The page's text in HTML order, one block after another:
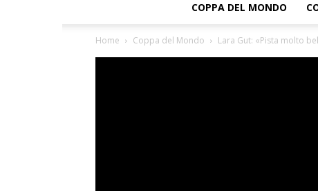
COPPA DEL MONDO
Home Coppa del Mondo Lara Gut: «Pista molto